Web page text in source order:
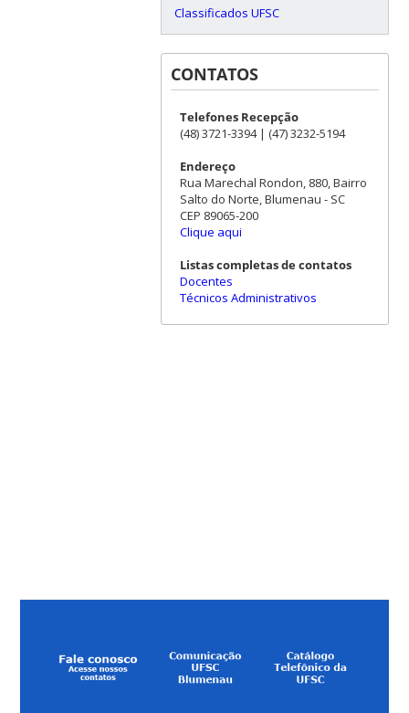
Classificados UFSC
CONTATOS
Telefones Recepção
(48) 3721-3394 | (47) 3232-5194
Endereço
Rua Marechal Rondon, 880, Bairro
Salto do Norte, Blumenau - SC
CEP 89065-200
Clique aqui
Listas completas de contatos
Docentes
Técnicos Administrativos